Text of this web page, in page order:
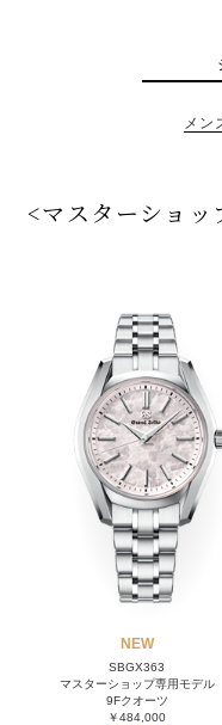
メン
<マスターショッ
NEW
SBGX363
マスターショップ専用モデル
9Fクオーツ
￥484,000